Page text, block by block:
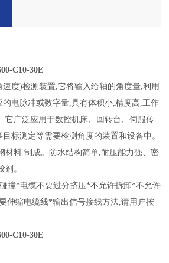
C10-30E
度)检测装置,它将输入给轴的角度量,利用
电脉冲或数字量,具有体积小,精度高,工作
它广泛应用于数控机床、回转台、伺服传
标测定等需要检测角度的装置和设备中。
材料 制成。防水结构简单,耐压能力强、密
剂。
撞*电缆不要过分挤压*不允许拆卸*不允许
伸缩电缆线*输出信号接线方法,请用户按
C10-30E